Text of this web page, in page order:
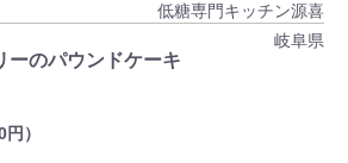
低糖専門キッチン源喜
岐阜県
ーのパウンドケーキ
）